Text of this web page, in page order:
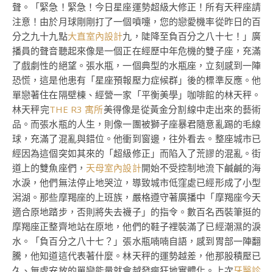
聲。「緊急！緊急！今日星座運勢超級大修正！所有天秤座請
注意！由於月球剛剛打了一個噴嚏，您的戀愛機率從昨日的百
分之九十九點大直室內設計九，陡降至負百分之八十七！」廣
播員的聲音聽起來像是一個正在經歷中年危機的雙子座，充滿
了戲劇性的絕望。張水瓶，一個典型的水瓶座，立刻感到一陣
恐慌，這是他患有「星座預報壓力症候群」後的標準反應。他
單戀著住在隔壁棟、經營一家「平衡美學」咖啡館的林天秤。
林天秤完THE R3 寓所美得像是從黃金分割線中走出來的藝術
品。而張水瓶的人生，則像一團被獅子座暴君隨意亂踢的毛線
球，充滿了混亂與錯位。他衝到窗邊，往外看去。整座城市已
經因為這個突如其來的「超級修正」而陷入了荒謬的混亂。街
道上的雙魚座們， 天母室內設計開始不受控制地流下鹹鹹的海
水淚，他們無法停止地哭泣，導致城市低窪處已經形成了小型
潟湖。那些摩羯座的上班族，嚴格遵守著廣播中「摩羯座今天
適合原地踏步，否則將失去襪子」的指令。數百名西裝筆挺的
摩羯座正整齊地站在原地，他們的鞋子裡裝滿了已經潮濕的淚
水。「負百分之八十七？」張水瓶喃喃自語，感到胃部一陣翻
騰，他知道這代表著什麼。林天秤的運勢越差，他那股積壓已